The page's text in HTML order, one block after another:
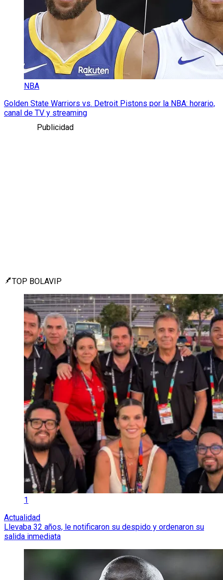
NBA
Golden State Warriors vs. Detroit Pistons por la NBA: horario,
canal de TV y streaming
Publicidad
TOP BOLAVIP
1
Actualidad
Llevaba 32 años, le notificaron su despido y ordenaron su
salida inmediata